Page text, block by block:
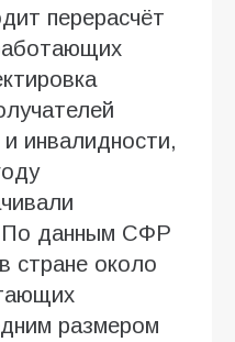
перерасчёт
инвалидности,
По данным СФР
стране около
размером